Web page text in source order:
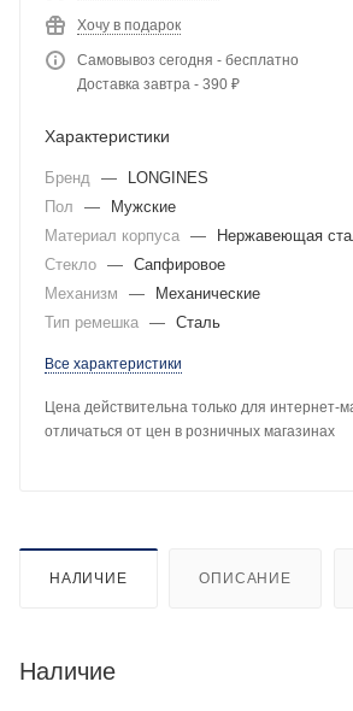
Хочу в подарок
Самовывоз сегодня - бесплатно
Доставка завтра - 390 ₽
Характеристики
Бренд —
LONGINES
Пол
—
Мужские
Материал корпуса —
Нержавеющая
Стекло — Сапфировое
Механизм
—
Механические
Тип ремешка — Сталь
Все характеристики
Цена действительна только для интернет-
отличаться от цен в розничных магазинах
НАЛИЧИЕ ОПИСАНИЕ
Наличие